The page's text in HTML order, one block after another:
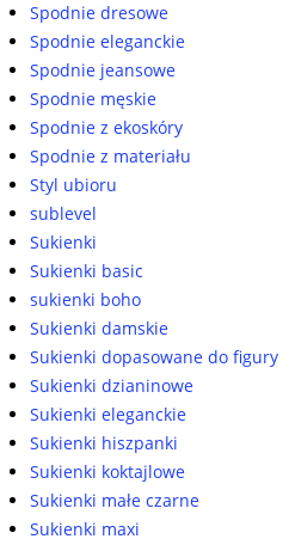
Spodnie dresowe
Spodnie eleganckie
Spodnie jeansowe
Spodnie męskie
Spodnie z ekoskóry
Spodnie z materiału
Styl ubioru
sublevel
Sukienki
Sukienki basic
sukienki boho
Sukienki damskie
Sukienki dopasowane do figury
Sukienki dzianinowe
Sukienki eleganckie
Sukienki hiszpanki
Sukienki koktajlowe
Sukienki małe czarne
Sukienki maxi